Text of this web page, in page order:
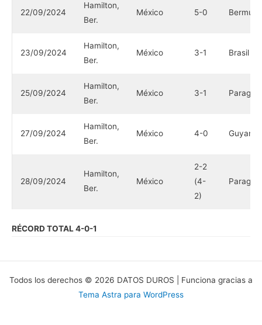
22/09/2024
Hamilton,
Ber.
México 5-0
23/09/2024
Hamilton,
Ber.
México 3-1 Brasil
25/09/2024
Hamilton,
Ber.
México 3-1
27/09/2024
Hamilton,
Ber.
México 4-0 Guyana
28/09/2024
Hamilton,
Ber.
México
2-2
(4-
2)
RÉCORD TOTAL 4-0-1
Todos los derechos © 2026 DATOS DUROS | Funciona gracias a
Tema Astra para WordPress